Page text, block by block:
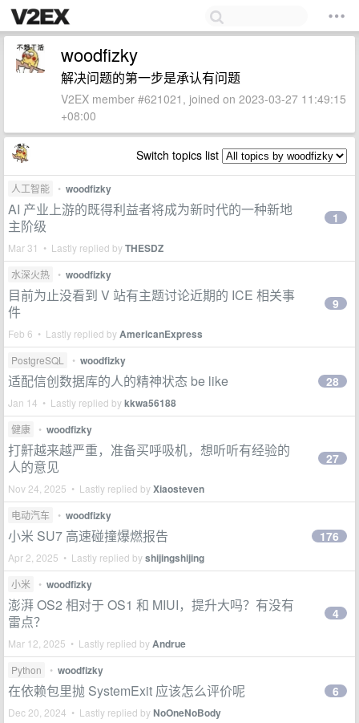
woodfizky
解决问题的第一步是承认有问题
V2EX member #621021, joined on 2023-03-27 11:49:15
+08:00
Switch topics list
人工智能 • woodfizky
AI 产业上游的既得利益者将成为新时代的一种新地
主阶级
Mar 31 • Lastly replied byTHESDZ
1
水深火热 • woodfizky
目前为止没看到 V 站有主题讨论近期的 ICE 相关事
件
Feb 6 • Lastly replied byAmericanExpress
9
PostgreSQL • woodfizky
适配信创数据库的人的精神状态 be like
Jan 14 • Lastly replied bykkwa56188
28
健康 • woodfizky
打鼾越来越严重，准备买呼吸机，想听听有经验的
人的意见
Nov 24, 2025 • Lastly replied byXiaosteven
27
电动汽车 • woodfizky
小米 SU7 高速碰撞爆燃报告
Apr 2, 2025 • Lastly replied byshijingshijing
176
小米 • woodfizky
澎湃 OS2 相对于 OS1 和 MIUI，提升大吗？有没有
雷点？
Mar 12, 2025 • Lastly replied byAndrue
4
Python • woodfizky
在依赖包里抛 SystemExit 应该怎么评价呢
Dec 20, 2024 • Lastly replied byNoOneNoBody
6